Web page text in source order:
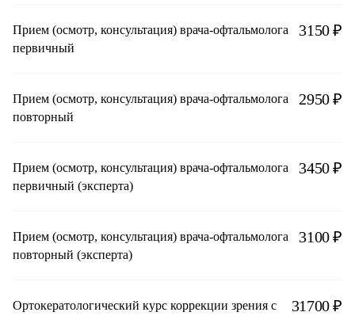
Прием (осмотр, консультация) врача-офтальмолога
первичный
3150 ₽
Прием (осмотр, консультация) врача-офтальмолога
повторный
2950 ₽
Прием (осмотр, консультация) врача-офтальмолога
первичный (эксперта)
3450 ₽
Прием (осмотр, консультация) врача-офтальмолога
повторный (эксперта)
3100 ₽
Ортокератологический курс коррекции зрения с
31700 ₽